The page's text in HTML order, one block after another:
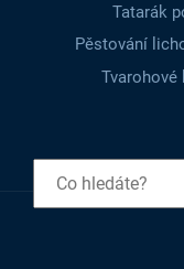
Tatarák
Pěstování
Tvarohové